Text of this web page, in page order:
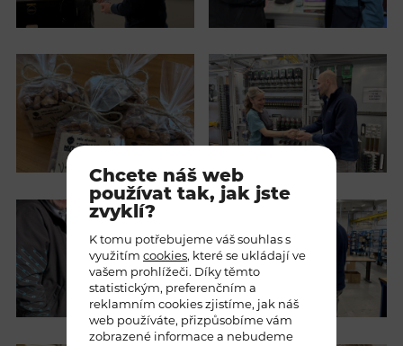
Chcete náš web
používat tak, jak jste
zvyklí?
K tomu potřebujeme váš souhlas s
využitím cookies, které se ukládají ve
vašem prohlížeči. Díky těmto
statistickým, preferenčním a
reklamním cookies zjistíme, jak náš
web používáte, přizpůsobíme vám
zobrazené informace a nebudeme